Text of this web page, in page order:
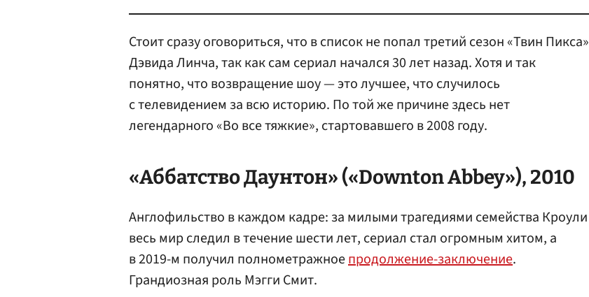
Стоит сразу оговориться, что в список не попал третий сезон «Твин Пикса»
Дэвида Линча, так как сам сериал начался 30 лет назад. Хотя и так
понятно, что возвращение шоу — это лучшее, что случилось
с телевидением за всю историю. По той же причине здесь нет
легендарного «Во все тяжкие», стартовавшего в 2008 году.
«Аббатство Даунтон» («Downton Abbey»), 2010
Англофильство в каждом кадре: за милыми трагедиями семейства Кроули
весь мир следил в течение шести лет, сериал стал огромным хитом, а
в 2019-м получил полнометражноепродолжение-заключение.
Грандиозная роль Мэгги Смит.